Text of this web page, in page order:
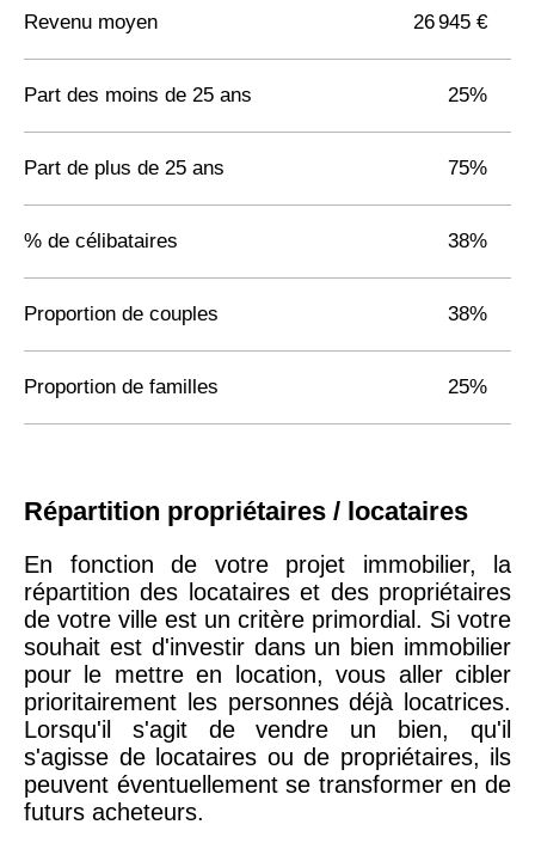
Revenu moyen 26 945 €
Part des moins de 25 ans 25%
Part de plus de 25 ans 75%
% de célibataires 38%
Proportion de couples 38%
Proportion de familles 25%
Répartition propriétaires / locataires
En fonction de votre projet immobilier, la
répartition des locataires et des propriétaires
de votre ville est un critère primordial. Si votre
souhait est d'investir dans un bien immobilier
pour le mettre en location, vous aller cibler
prioritairement les personnes déjà locatrices.
Lorsqu'il s'agit de vendre un bien, qu'il
s'agisse de locataires ou de propriétaires, ils
peuvent éventuellement se transformer en de
futurs acheteurs.